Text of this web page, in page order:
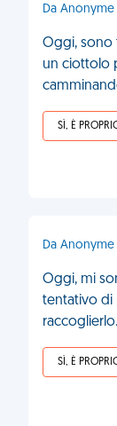
Da
Oggi, sono
un ciottolo
SÌ, È
Da
Oggi, mi
tentativo di
SÌ, È